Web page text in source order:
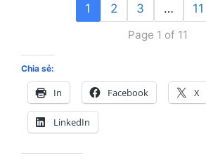
1 2 3 … 11
Page 1 of 11
Chia sẻ:
In Facebook X
LinkedIn